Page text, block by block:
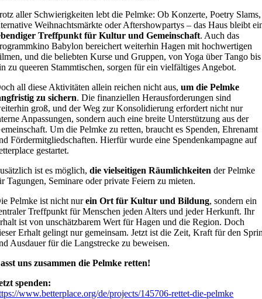
aller Schwierigkeiten lebt die Pelmke: Ob Konzerte, Poetry Slams,
Weihnachtsmärkte oder Aftershowpartys – das Haus bleibt
Treffpunkt für Kultur und Gemeinschaft. Auch das
Babylon bereichert weiterhin Hagen mit hochwertigen
und die beliebten Kurse und Gruppen, von Yoga über Tango bis
zu queeren Stammtischen, sorgen für ein vielfältiges Angebot.
all diese Aktivitäten allein reichen nicht aus, um die Pelmke
zu sichern. Die finanziellen Herausforderungen sind
groß, und der Weg zur Konsolidierung erfordert nicht nur
Anpassungen, sondern auch eine breite Unterstützung aus der
Um die Pelmke zu retten, braucht es Spenden, Ehrenamt
Fördermitgliedschaften. Hierfür wurde eine Spendenkampagne auf
gestartet.
ist es möglich,die vielseitigen Räumlichkeiten der Pelmke
Tagungen, Seminare oder private Feiern zu mieten.
Pelmke ist nicht nurein Ort für Kultur und Bildung, sondern ein
Treffpunkt für Menschen jeden Alters und jeder Herkunft. Ihr
ist von unschätzbarem Wert für Hagen und die Region. Doch
Erhalt gelingt nur gemeinsam. Jetzt ist die Zeit, Kraft für den
Ausdauer für die Langstrecke zu beweisen.
uns zusammen die Pelmke retten!
spenden:
www.betterplace.org/de/projects/145706-rettet-die-pelmke